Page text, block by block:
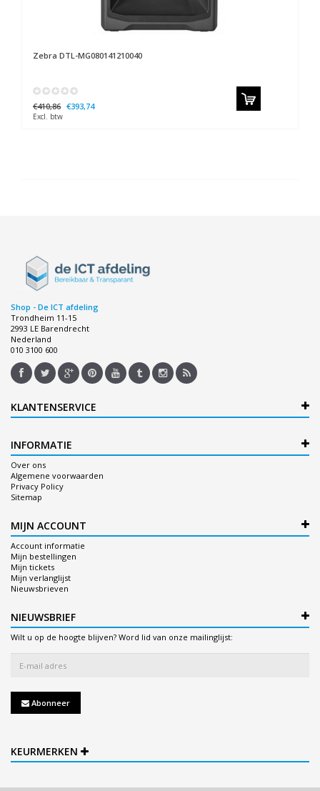
Zebra DTL-MG080141210040
€410,86 €393,74
Excl. btw
Shop - De ICT afdeling
Trondheim 11-15
2993 LE Barendrecht
Nederland
010 3100 600
KLANTENSERVICE
INFORMATIE
Over ons
Algemene voorwaarden
Privacy Policy
Sitemap
MIJN ACCOUNT
Account informatie
Mijn bestellingen
Mijn tickets
Mijn verlanglijst
Nieuwsbrieven
NIEUWSBRIEF
Wilt u op de hoogte blijven? Word lid van onze mailinglijst:
Abonneer
KEURMERKEN